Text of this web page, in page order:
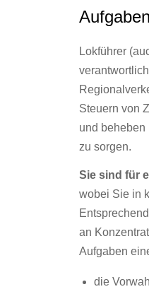
Lokführer
Steuern von
und beheben
zu sorgen.
Sie sind für
wobei Sie in
an
Aufgaben
die